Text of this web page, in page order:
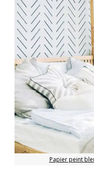
Papier peint